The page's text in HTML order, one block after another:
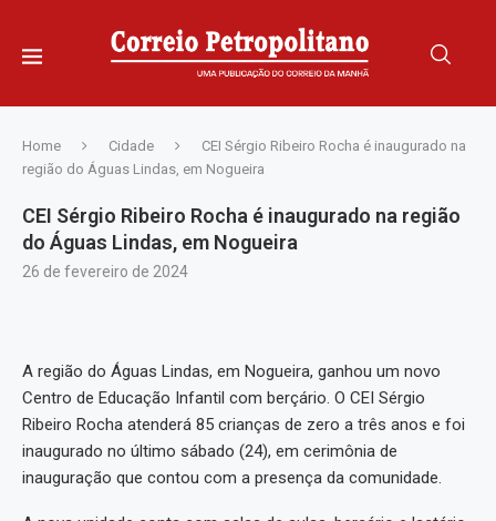
Home Cidade
CEI Sérgio Ribeiro Rocha é inaugurado na
região do Águas Lindas, em Nogueira
CEI Sérgio Ribeiro Rocha é inaugurado na região
do Águas Lindas, em Nogueira
26 de fevereiro de 2024
A região do Águas Lindas, em Nogueira, ganhou um novo
Centro de Educação Infantil com berçário. O CEI Sérgio
Ribeiro Rocha atenderá 85 crianças de zero a três anos e foi
inaugurado no último sábado (24), em cerimônia de
inauguração que contou com a presença da comunidade.